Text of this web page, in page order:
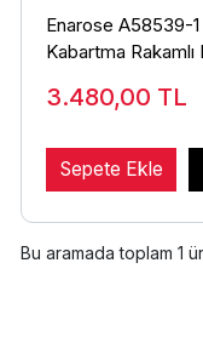
Enarose A58539-1
Kabartma Rakamlı
3.480,00 TL
Sepete Ekle
Bu aramada toplam 1